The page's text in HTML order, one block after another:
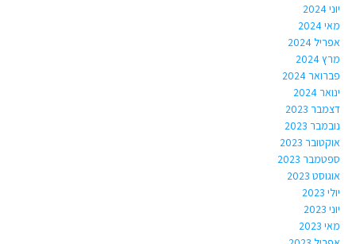
יוני 2024
מאי 2024
אפריל 2024
מרץ 2024
פברואר 2024
ינואר 2024
דצמבר 2023
נובמבר 2023
אוקטובר 2023
ספטמבר 2023
אוגוסט 2023
יולי 2023
יוני 2023
מאי 2023